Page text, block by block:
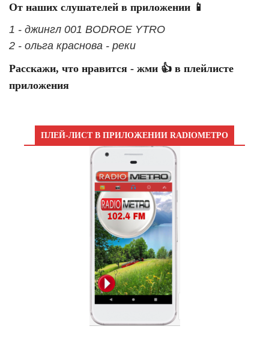
От наших слушателей в приложении 📱
1 - джингл 001 BODROE YTRO
2 - ольга краснова - реки
Расскажи, что нравится - жми 👍 в плейлисте
приложения
ПЛЕЙ-ЛИСТ В ПРИЛОЖЕНИИ RADIOМЕТРО